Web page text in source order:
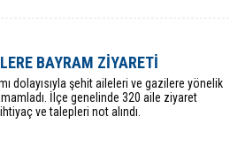
BAYRAM ZİYARETİ
dolayısıyla şehit aileleri ve gazilere yönelik
İlçe genelinde 320 aile ziyaret
ve talepleri not alındı.